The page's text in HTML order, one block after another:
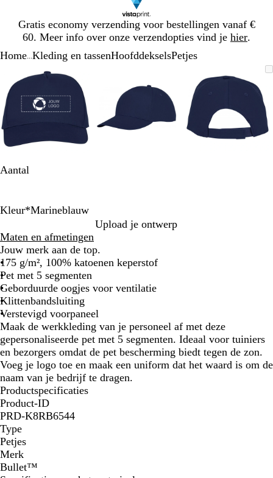
Gratis economy verzending voor bestellingen vanaf €
60. Meer info over onze verzendopties vind je hier.
1
Home Kleding en tassenHoofddekselsPetjes
Zoombare
afbeelding
Gezoomd
minimum
Klik
uit
te
Gebruik
en
mintoetsen
zoomen
zwenken
minimum
vouwen
mintoetsen
te
Zoombare
afbeelding
Gezoomd
tot
minimum
om
te
vouwen
plus-
te
van
3
Aantal
Kleur*Marineblauw
g
a
a
l
z
w
a
r
t
i
t
a
r
i
n
e
b
l
a
u
w
Upload je ontwerp
Maten en afmetingen
Jouw merk aan de top.
175 g/m², 100% katoenen keperstof
Pet met 5 segmenten
Geborduurde oogjes voor ventilatie
Klittenbandsluiting
Verstevigd voorpaneel
Maak de werkkleding van je personeel af met deze
gepersonaliseerde pet met 5 segmenten. Ideaal voor tuiniers
en bezorgers omdat de pet bescherming biedt tegen de zon.
Voeg je logo toe en maak een uniform dat het waard is om de
naam van je bedrijf te dragen.
Productspecificaties
Product-ID
PRD-K8RB6544
Type
Petjes
Merk
Bullet™